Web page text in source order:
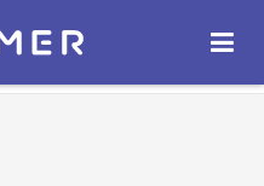
ОТКРЫТЬ